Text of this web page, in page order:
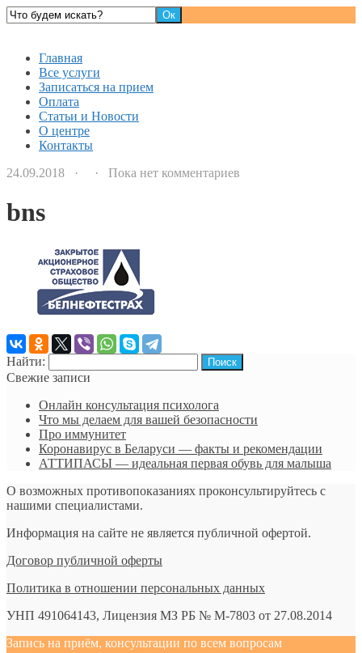
Главная
Все услуги
Записаться на прием
Оплата
Статьи и Новости
О центре
Контакты
24.09.2018 · · Пока нет комментариев
bns
Найти:
Свежие записи
Онлайн консультация психолога
Что мы делаем для вашей безопасности
Про иммунитет
Коронавирус в Беларуси — факты и рекомендации
АТТИПАСЫ — идеальная первая обувь для малыша
О возможных противопоказаниях проконсультируйтесь с
нашими специалистами.
Информация на сайте не является публичной офертой.
Договор публичной оферты
Политика в отношении персональных данных
УНП 491064143, Лицензия МЗ РБ № М-7803 от 27.08.2014
Запись на приём, консультации по всем вопросам